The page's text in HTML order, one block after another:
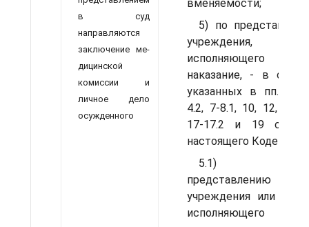
в суд
направляются
заключение ме­
дицинской
комиссии и
личное де­ло
осужденного
вменяемости;
5) по
учреждения,
исполняющего
наказание, - в
указанных в пп. 2,
4.2, 7-8.1, 10, 12, 13,
17-17.2 и 19 ст.
настоящего Кодекса;
5.1)
представлению
учреждения или
исполняющего